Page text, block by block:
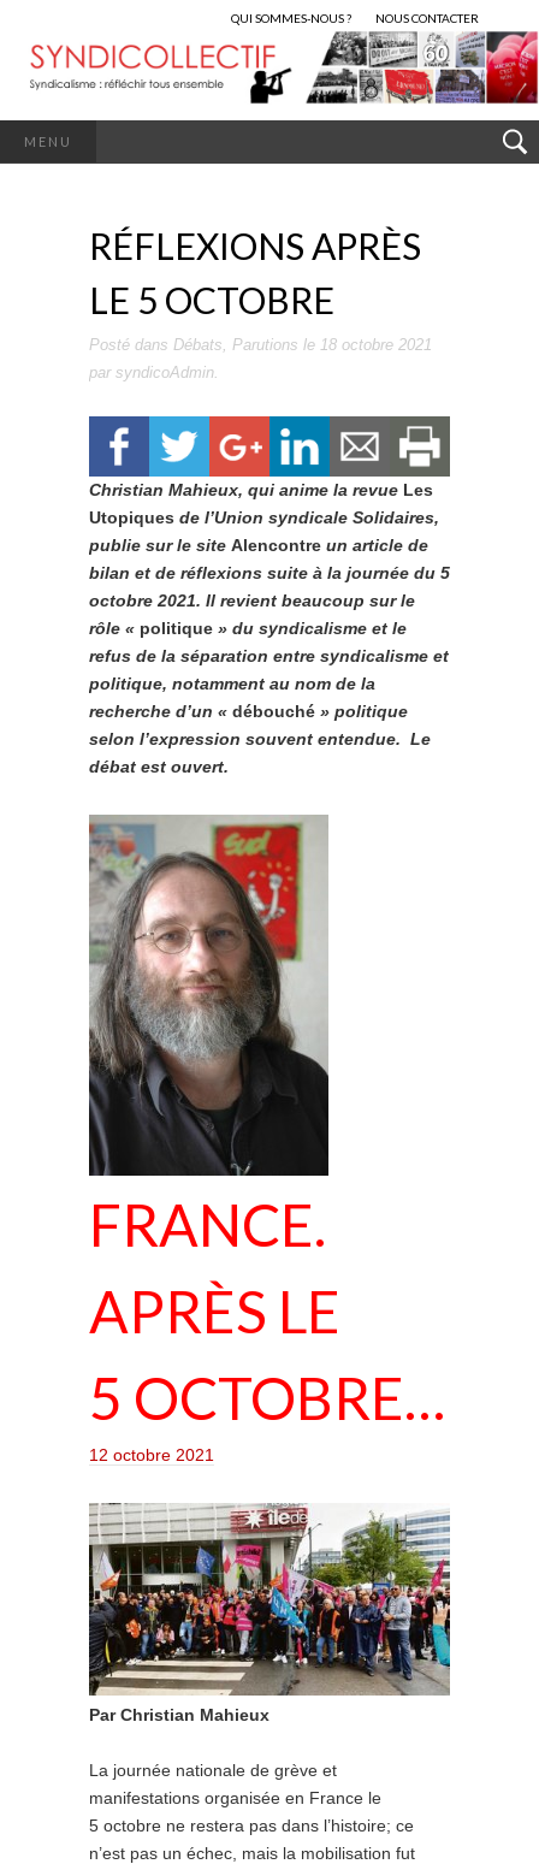
QUI SOMMES-NOUS ? NOUS CONTACTER
MENU
RÉFLEXIONS APRÈS
LE 5 OCTOBRE
Posté dans Débats, Parutions le 18 octobre 2021
par syndicoAdmin.
Christian Mahieux, qui anime la revue Les
Utopiques de l’Union syndicale Solidaires,
publie sur le site Alencontre un article de
bilan et de réflexions suite à la journée du 5
octobre 2021. Il revient beaucoup sur le
rôle « politique » du syndicalisme et le
refus de la séparation entre syndicalisme et
politique, notamment au nom de la
recherche d’un « débouché » politique
selon l’expression souvent entendue. Le
débat est ouvert.
FRANCE.
APRÈS LE
5 OCTOBRE…
12 octobre 2021
Par Christian Mahieux
La journée nationale de grève et
manifestations organisée en France le
5 octobre ne restera pas dans l’histoire; ce
n’est pas un échec, mais la mobilisation fut